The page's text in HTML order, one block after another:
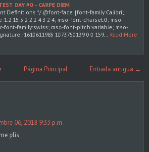
DAY #0 – CARPE DIEM
Definitions */ @font-face {font-family:Calibri;
1:2 15 5 2 2 2 4 3 2 4; mso-font-charset:0; mso-
font-family:swiss; mso-font-pitch:variable; mso-
1610611985 1073750139 0 0 159…
Read More
Entrada antigua →
Página Principal
06, 2018 9:33 p.m.
plis